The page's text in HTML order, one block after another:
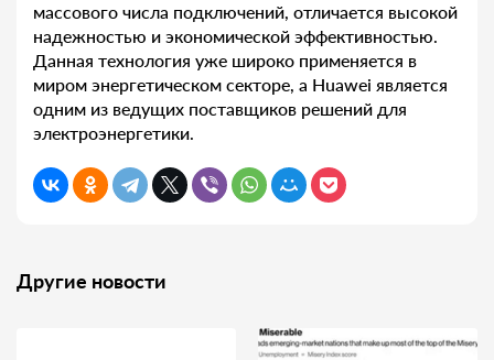
массового числа подключений, отличается высокой
надежностью и экономической эффективностью.
Данная технология уже широко применяется в
миром энергетическом секторе, а Huawei является
одним из ведущих поставщиков решений для
электроэнергетики.
Другие новости